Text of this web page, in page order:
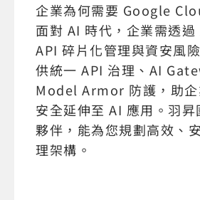
企業為何需要 Google
面對 AI 時代，企業需透
API 碎片化管理與資安風
供統一 API 治理、AI
Model Armor 防護，助企
安全延伸至 AI 應用。羽昇
夥伴，能為您規劃高效、
理架構。